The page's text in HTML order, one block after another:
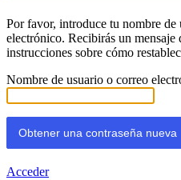
Por favor, introduce tu nombre
electrónico. Recibirás un mensaje
instrucciones sobre cómo
Nombre de usuario o correo
Acceder